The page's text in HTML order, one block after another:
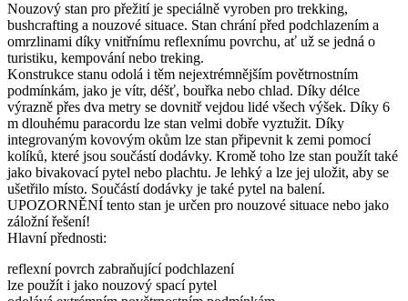
Nouzový stan pro přežití je speciálně vyroben pro trekking,
bushcrafting a nouzové situace. Stan chrání před podchlazením a
omrzlinami díky vnitřnímu reflexnímu povrchu, ať už se jedná o
turistiku, kempování nebo treking.
Konstrukce stanu odolá i těm nejextrémnějším povětrnostním
podmínkám, jako je vítr, déšť, bouřka nebo chlad. Díky délce
výrazně přes dva metry se dovnitř vejdou lidé všech výšek. Díky 6
m dlouhému paracordu lze stan velmi dobře vyztužit. Díky
integrovaným kovovým okům lze stan připevnit k zemi pomocí
kolíků, které jsou součástí dodávky. Kromě toho lze stan použít také
jako bivakovací pytel nebo plachtu. Je lehký a lze jej uložit, aby se
ušetřilo místo. Součástí dodávky je také pytel na balení.
UPOZORNĚNÍ tento stan je určen pro nouzové situace nebo jako
záložní řešení!
Hlavní přednosti:
reflexní povrch zabraňující podchlazení
lze použít i jako nouzový spací pytel